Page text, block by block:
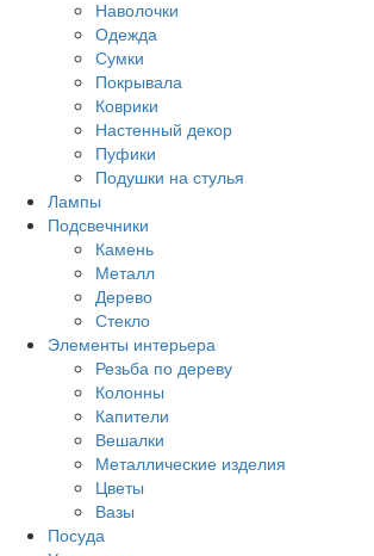
Наволочки
Одежда
Сумки
Покрывала
Коврики
Настенный декор
Пуфики
Подушки на стулья
Лампы
Подсвечники
Камень
Металл
Дерево
Стекло
Элементы интерьера
Резьба по дереву
Колонны
Капители
Вешалки
Металлические изделия
Цветы
Вазы
Посуда